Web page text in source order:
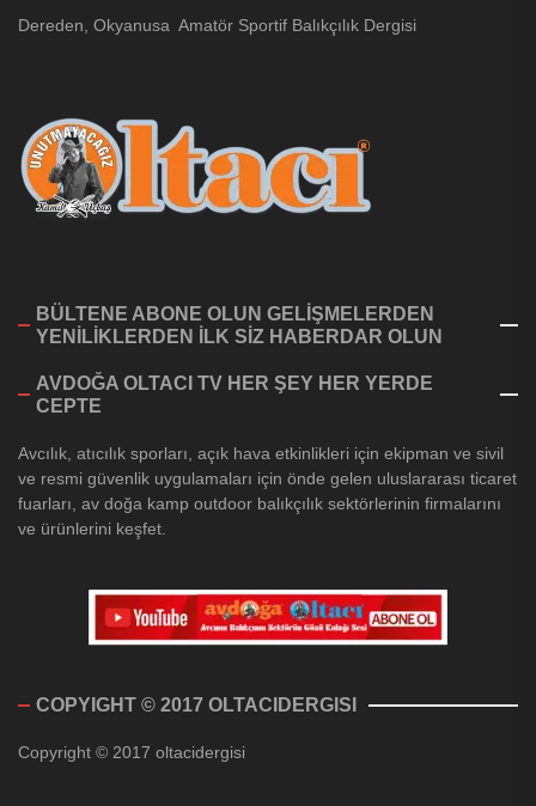
Dereden, Okyanusa Amatör Sportif Balıkçılık Dergisi
BÜLTENE ABONE OLUN GELİŞMELERDEN
YENİLİKLERDEN İLK SİZ HABERDAR OLUN
AVDOĞA OLTACI TV HER ŞEY HER YERDE
CEPTE
Avcılık, atıcılık sporları, açık hava etkinlikleri için ekipman ve sivil
ve resmi güvenlik uygulamaları için önde gelen uluslararası ticaret
fuarları, av doğa kamp outdoor balıkçılık sektörlerinin firmalarını
ve ürünlerini keşfet.
COPYIGHT © 2017 OLTACIDERGISI
Copyright © 2017 oltacidergisi